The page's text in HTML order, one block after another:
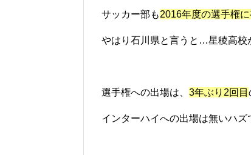
サッカー部も2016年度の選手権
やはり石川県と言うと…星稜高校
選手権への出場は、 3年ぶり2回目
インターハイへの出場は無いハズ